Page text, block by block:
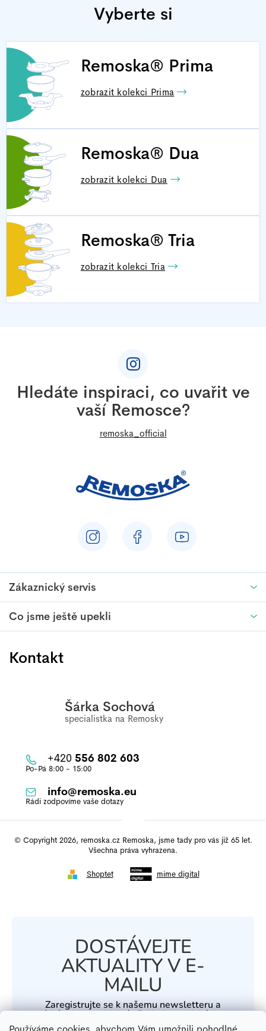
Vyberte si
Remoska® Prima
zobrazit kolekci Prima
Remoska® Dua
zobrazit kolekci Dua
Remoska® Tria
zobrazit kolekci Tria
Hledáte inspiraci, co uvařit ve
vaší Remosce?
remoska_official
Zákaznický servis
Co jsme ještě upekli
Kontakt
Šárka Sochová
info@remoska.eu
+420 556 802 603
Shoptet mime digital
© Copyright 2026, remoska.cz Remoska, jsme tady pro vás již 65 let.
Všechna práva vyhrazena.
DOSTÁVEJTE
AKTUALITY V E-
MAILU
Zaregistrujte se k našemu newsletteru a
získávejte pravidelný přehled o novinkách a
speciálních akcích.